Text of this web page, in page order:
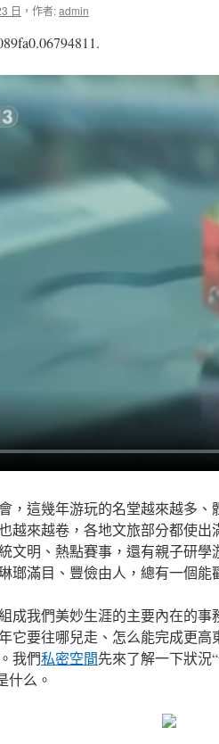
日 ， 作者:admin
，這幾年游玩的名堂越來越多
越來越卷，各地文旅部分都使
文明、熱點賽事，還有親子研
滿目、豐儉由人，總有一個能
成我們美妙生涯的主要內在的
它要往哪兒走、怎么能完成更高
我們私密空間先來了解一下狀況
什么。